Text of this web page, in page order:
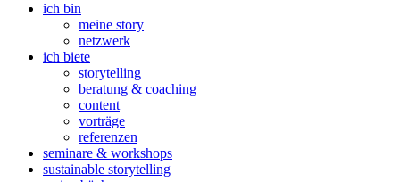
ich bin
meine story
netzwerk
ich biete
storytelling
beratung & coaching
content
vorträge
referenzen
seminare & workshops
sustainable storytelling